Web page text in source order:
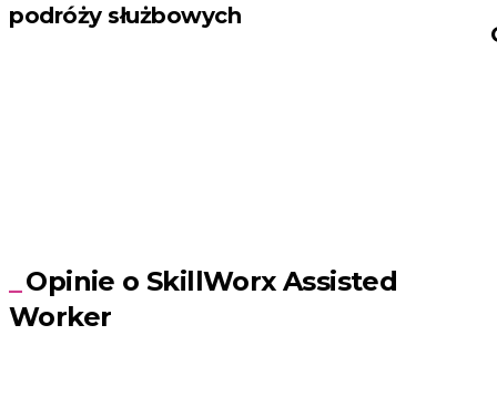
podróży służbowych
Opinie o SkillWorx Assisted
Worker